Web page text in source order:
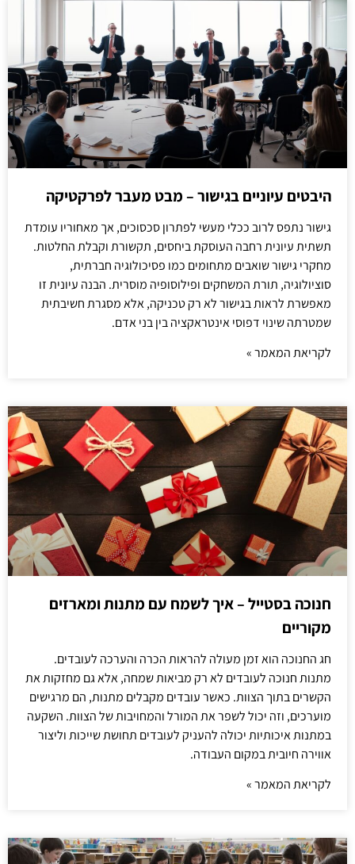
היבטים עיוניים בגישור – מבט מעבר לפרקטיקה
גישור נתפס לרוב ככלי מעשי לפתרון סכסוכים, אך מאחוריו עומדת
תשתית עיונית רחבה העוסקת ביחסים, תקשורת וקבלת החלטות.
מחקרי גישור שואבים מתחומים כמו פסיכולוגיה חברתית,
סוציולוגיה, תורת המשחקים ופילוסופיה מוסרית. הבנה עיונית זו
מאפשרת לראות בגישור לא רק טכניקה, אלא מסגרת חשיבתית
שמטרתה שינוי דפוסי אינטראקציה בין בני אדם.
לקריאת המאמר »
חנוכה בסטייל – איך לשמח עם מתנות ומארזים
מקוריים
חג החנוכה הוא זמן מעולה להראות הכרה והערכה לעובדים.
מתנות חנוכה לעובדים לא רק מביאות שמחה, אלא גם מחזקות את
הקשרים בתוך הצוות. כאשר עובדים מקבלים מתנות, הם מרגישים
מוערכים, וזה יכול לשפר את המורל והמחויבות של הצוות. השקעה
במתנות איכותיות יכולה להעניק לעובדים תחושת שייכות וליצור
אווירה חיובית במקום העבודה.
לקריאת המאמר »